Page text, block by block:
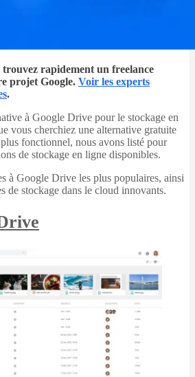
rapidement un freelance
projet Google. Voir les experts
.
à Google Drive pour le stockage en
vous cherchiez une alternative gratuite
fonctionnel, nous avons listé pour
de stockage en ligne disponibles.
à Google Drive les plus populaires, ainsi
de stockage dans le cloud innovants.